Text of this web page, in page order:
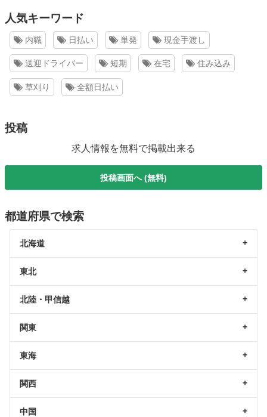
人気キーワード
内職 日払い 単発 現金手渡し
送迎ドライバー 短期 在宅 住み込み
草刈り 全額日払い
投稿
求人情報を無料で掲載出来る
投稿画面へ (無料)
都道府県で検索
北海道
東北
北陸・甲信越
関東
東海
関西
中国